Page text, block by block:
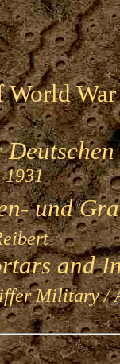
World
und
Reibert
and
Military /